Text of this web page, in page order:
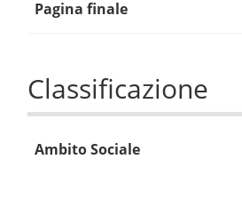
Pagina finale
Classificazione
Ambito Sociale